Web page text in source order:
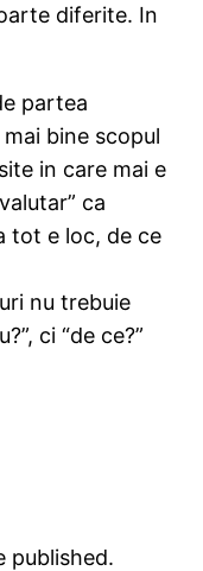
diferite. In
partea
bine scopul
in care mai e
ca
tot e loc, de ce
nu trebuie
ci “de ce?”
published.